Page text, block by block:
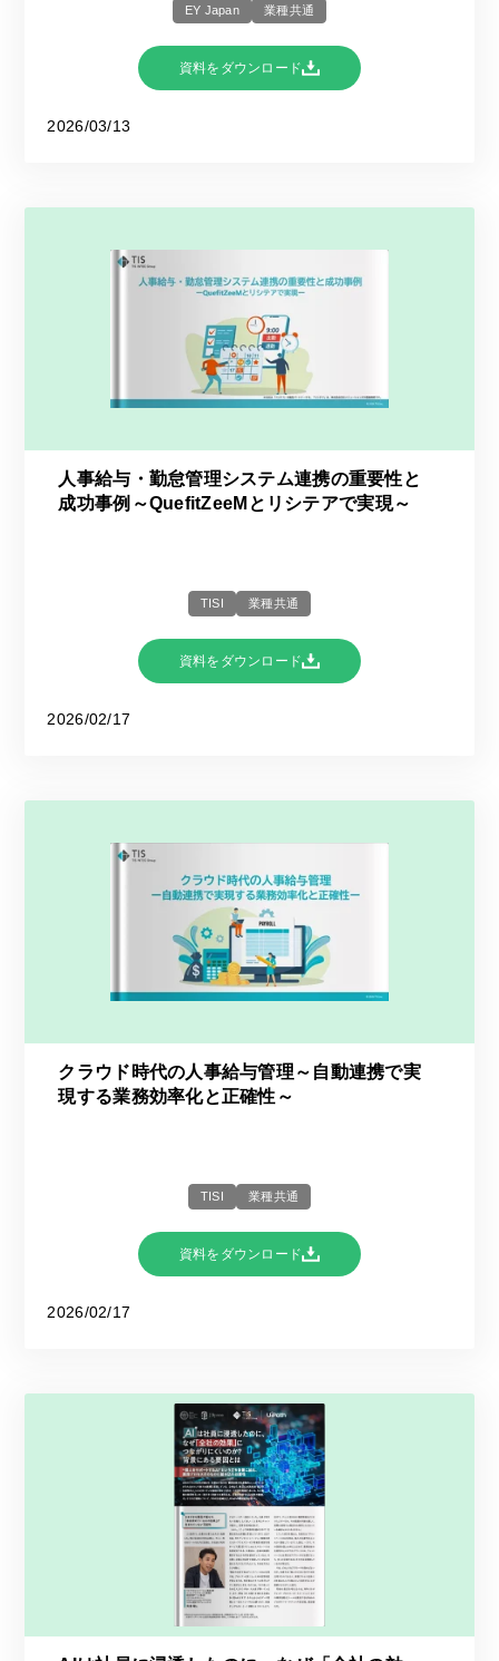
EY Japan 業種共通
資料をダウンロード
2026/03/13
人事給与・勤怠管理システム連携の重要性と
成功事例～QuefitZeeMとリシテアで実現～
TISI 業種共通
資料をダウンロード
2026/02/17
クラウド時代の人事給与管理～自動連携で実
現する業務効率化と正確性～
TISI 業種共通
資料をダウンロード
2026/02/17